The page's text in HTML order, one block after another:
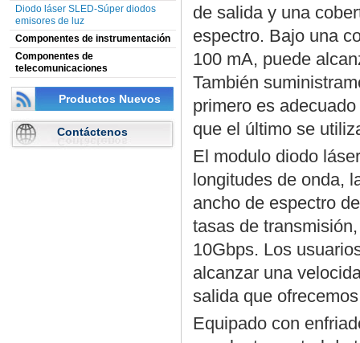
Diodo láser SLED-Súper diodos
emisores de luz
Componentes de instrumentación
Componentes de
telecomunicaciones
Productos Nuevos
Contáctenos
de salida y una
espectro. Bajo una
100 mA, puede
También
primero es
que el último se
El modulo diodo
longitudes de onda,
ancho de espectro
tasas de
10Gbps. Los
alcanzar una
salida que
Equipado con